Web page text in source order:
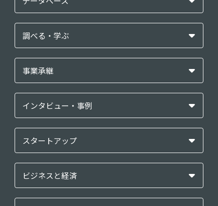
調べる・学ぶ
事業承継
インタビュー・事例
スタートアップ
ビジネスと経済